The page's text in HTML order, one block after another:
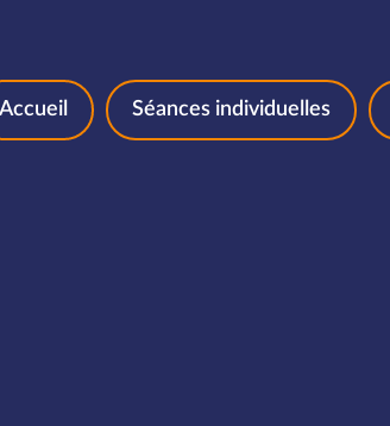
Accueil Séances individuelles